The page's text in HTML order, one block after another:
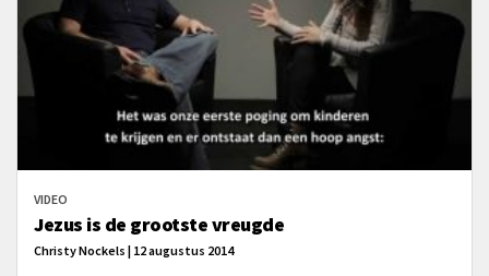
VIDEO
Jezus is de grootste vreugde
Christy Nockels | 12 augustus 2014